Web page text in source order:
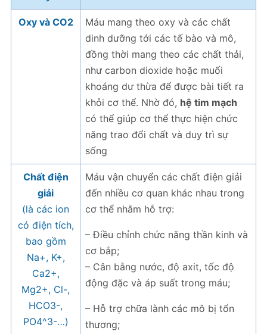
Oxy và CO2
Máu mang theo oxy và các chất
dinh dưỡng tới các tế bào và mô,
đồng thời mang theo các chất thải,
như carbon dioxide hoặc muối
khoáng dư thừa để được bài tiết ra
khỏi cơ thể. Nhờ đó, hệ tim mạch
có thể giúp cơ thể thực hiện chức
năng trao đổi chất và duy trì sự
sống
Chất điện
giải
(là các ion
có điện tích,
bao gồm
Na+, K+,
Ca2+,
Mg2+, Cl-,
HCO3-,
PO4^3-…)
Máu vận chuyển các chất điện giải
đến nhiều cơ quan khác nhau trong
cơ thể nhằm hỗ trợ:
– Điều chỉnh chức năng thần kinh và
cơ bắp;
– Cân bằng nước, độ axit, tốc độ
động đặc và áp suất trong máu;
– Hỗ trợ chữa lành các mô bị tổn
thương;